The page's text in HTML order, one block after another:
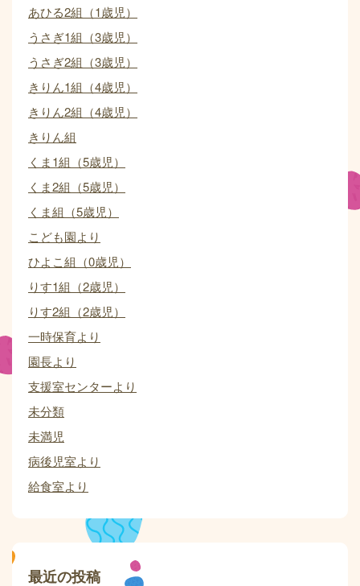
あひる2組（1歳児）
うさぎ1組（3歳児）
うさぎ2組（3歳児）
きりん1組（4歳児）
きりん2組（4歳児）
きりん組
くま1組（5歳児）
くま2組（5歳児）
くま組（5歳児）
こども園より
ひよこ組（0歳児）
りす1組（2歳児）
りす2組（2歳児）
一時保育より
園長より
支援室センターより
未分類
未満児
病後児室より
給食室より
最近の投稿